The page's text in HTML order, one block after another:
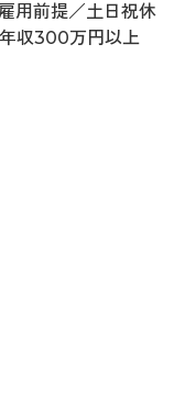
用前提／土日祝休
収300万円以上